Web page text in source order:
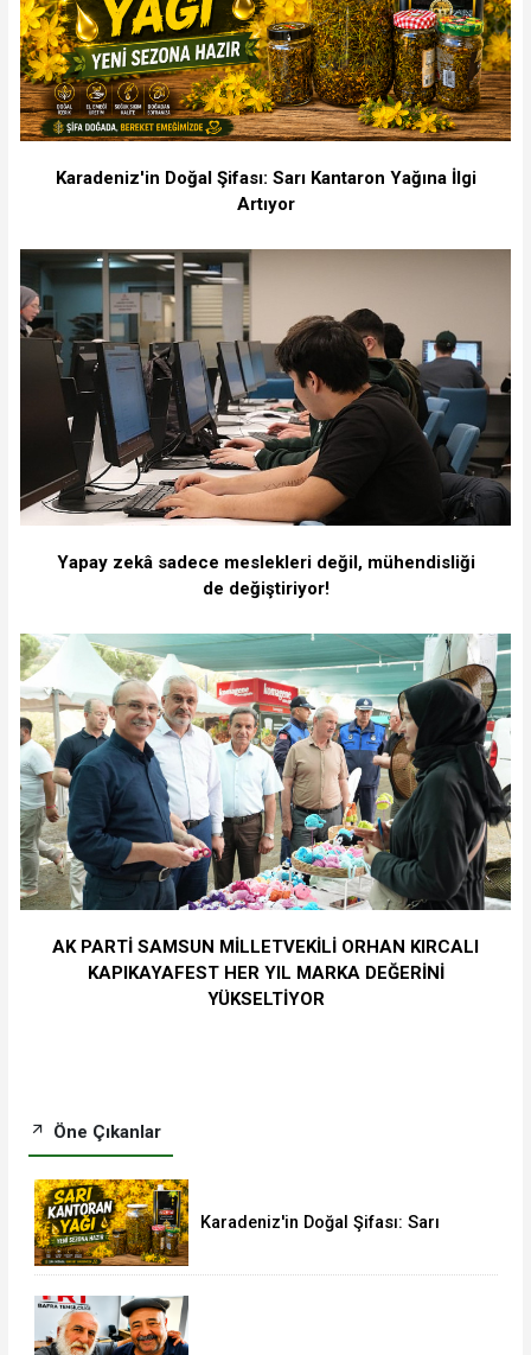
Karadeniz'in Doğal Şifası: Sarı Kantaron Yağına İlgi
Artıyor
Yapay zekâ sadece meslekleri değil, mühendisliği
de değiştiriyor!
AK PARTİ SAMSUN MİLLETVEKİLİ ORHAN KIRCALI
KAPIKAYAFEST HER YIL MARKA DEĞERİNİ
YÜKSELTİYOR
Öne Çıkanlar
Karadeniz'in Doğal Şifası: Sarı